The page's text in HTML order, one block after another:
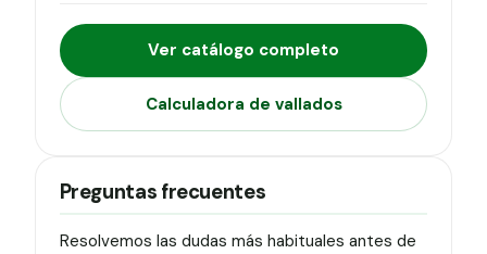
Ver catálogo completo
Calculadora de vallados
Preguntas frecuentes
Resolvemos las dudas más habituales antes de